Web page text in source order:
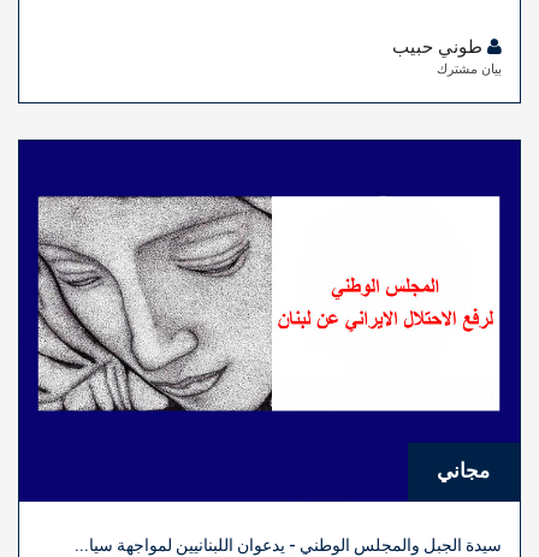
بيان مشترك
مجاني
سيدة الجبل والمجلس الوطني - يدعوان اللبنانيين لمواجهة سيا...